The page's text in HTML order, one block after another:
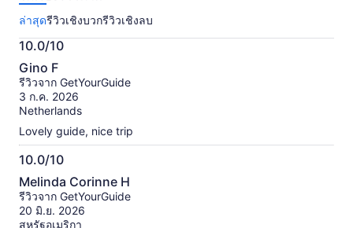
กับ
กิจกรรม
นี้
ข้อมูล
เพิ่ม
เติม
เกี่ยว
รีวิว
ได้
รับ
การ
ตรวจ
สอบ
ล่าสุดรีวิวเชิงบวกรีวิวเชิงลบ
10.0/10
10.0
จาก
10
Gino F
รีวิวจาก GetYourGuide
3 ก.ค. 2026
Netherlands
Lovely guide, nice trip
10.0/10
10.0
จาก
10
Melinda Corinne H
รีวิวจาก GetYourGuide
20 มิ.ย. 2026
สหรัฐอเมริกา